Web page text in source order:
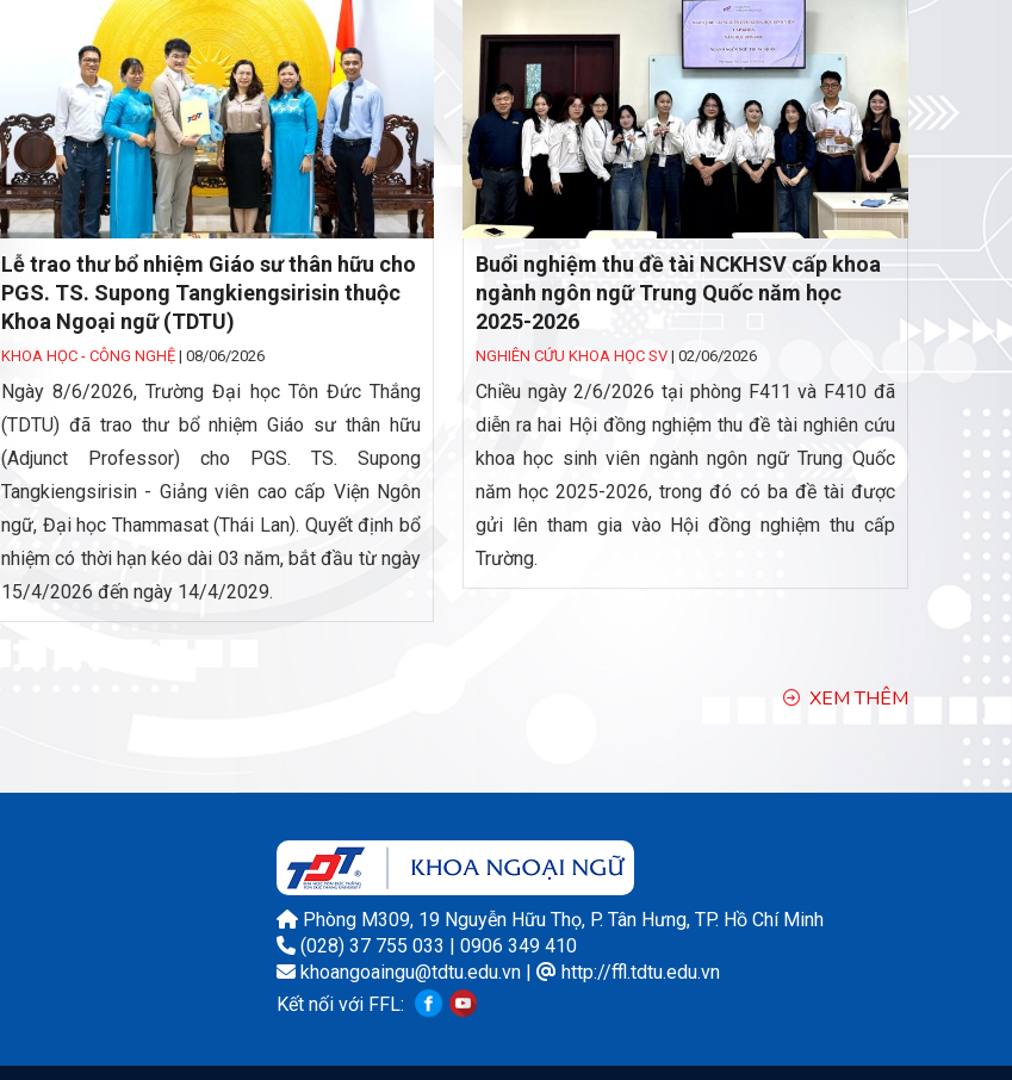
Lễ trao thư bổ nhiệm Giáo sư thân hữu cho
PGS. TS. Supong Tangkiengsirisin thuộc
Khoa Ngoại ngữ (TDTU)
KHOA HỌC - CÔNG NGHỆ| 08/06/2026
Ngày 8/6/2026, Trường Đại học Tôn Đức Thắng
(TDTU) đã trao thư bổ nhiệm Giáo sư thân hữu
(Adjunct Professor) cho PGS. TS. Supong
Tangkiengsirisin - Giảng viên cao cấp Viện Ngôn
ngữ, Đại học Thammasat (Thái Lan). Quyết định bổ
nhiệm có thời hạn kéo dài 03 năm, bắt đầu từ ngày
15/4/2026 đến ngày 14/4/2029.
Buổi nghiệm thu đề tài NCKHSV cấp khoa
ngành ngôn ngữ Trung Quốc năm học
2025-2026
NGHIÊN CỨU KHOA HỌC SV| 02/06/2026
Chiều ngày 2/6/2026 tại phòng F411 và F410 đã
diễn ra hai Hội đồng nghiệm thu đề tài nghiên cứu
khoa học sinh viên ngành ngôn ngữ Trung Quốc
năm học 2025-2026, trong đó có ba đề tài được
gửi lên tham gia vào Hội đồng nghiệm thu cấp
Trường.
XEM THÊM
Phòng M309, 19 Nguyễn Hữu Thọ, P. Tân Hưng, TP. Hồ Chí Minh
(028) 37 755 033 | 0906 349 410
khoangoaingu@tdtu.edu.vn|
http://ffl.tdtu.edu.vn
Kết nối với FFL: